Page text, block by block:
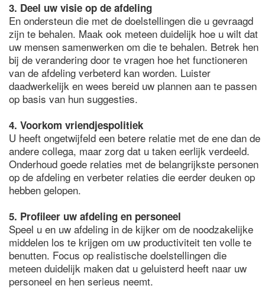
3. Deel uw visie op de afdeling
En ondersteun die met de doelstellingen die u gevraagd
zijn te behalen. Maak ook meteen duidelijk hoe u wilt dat
uw mensen samenwerken om die te behalen. Betrek hen
bij de verandering door te vragen hoe het functioneren
van de afdeling verbeterd kan worden. Luister
daadwerkelijk en wees bereid uw plannen aan te passen
op basis van hun suggesties.
4. Voorkom vriendjespolitiek
U heeft ongetwijfeld een betere relatie met de ene dan de
andere collega, maar zorg dat u taken eerlijk verdeeld.
Onderhoud goede relaties met de belangrijkste personen
op de afdeling en verbeter relaties die eerder deuken op
hebben gelopen.
5. Profileer uw afdeling en personeel
Speel u en uw afdeling in de kijker om de noodzakelijke
middelen los te krijgen om uw productiviteit ten volle te
benutten. Focus op realistische doelstellingen die
meteen duidelijk maken dat u geluisterd heeft naar uw
personeel en hen serieus neemt.